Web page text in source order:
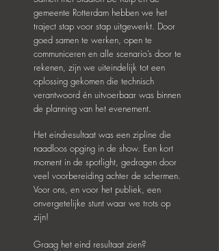
gemeente Rotterdam hebben we het
traject stap voor stap uitgewerkt. Door
goed samen te werken, open te
communiceren en alle scenario’s door te
rekenen, zijn we uiteindelijk tot een
oplossing gekomen die technisch
verantwoord én uitvoerbaar was binnen
de planning van het evenement.
Het eindresultaat was een zipline die
naadloos opging in de show. Een kort
moment in de spotlight, gedragen door
veel voorbereiding achter de schermen.
Voor ons, en voor het publiek, een
onvergetelijke stunt waar we trots op
zijn!
Graag het eind resultaat zien?